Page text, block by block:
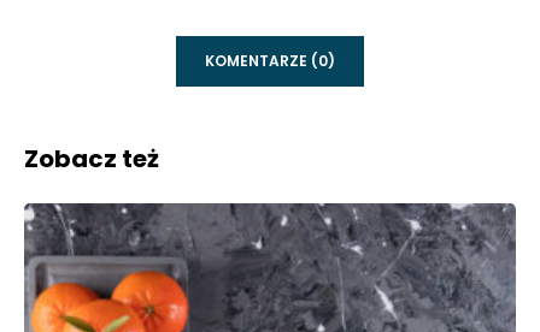
KOMENTARZE (0)
Zobacz też